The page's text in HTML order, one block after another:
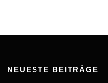
NEUESTE BEITRÄGE